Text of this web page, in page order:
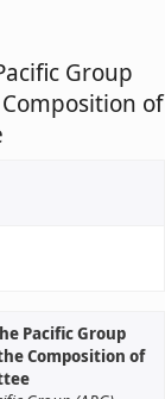
Group
of
Pacific Group
Composition of